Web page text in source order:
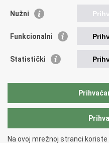
Državno odvjetništvo
Ured za suzbijanje korupcije i
Državnoodvjetničko vijeće
Hrvatska odvjetnička komora
Europski pravosudni portal
Copyright © 2026 Ministarstvo
Nužni
Funkcionalni
Statistički
Na ovoj mrežnoj stranci